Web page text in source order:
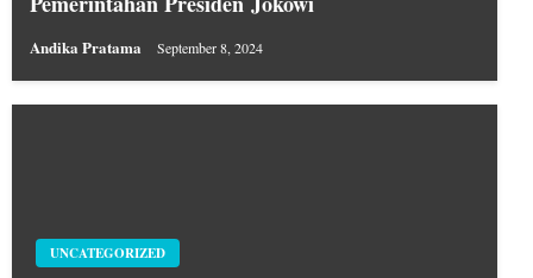
Andika Pratama September 8, 2024
UNCATEGORIZED